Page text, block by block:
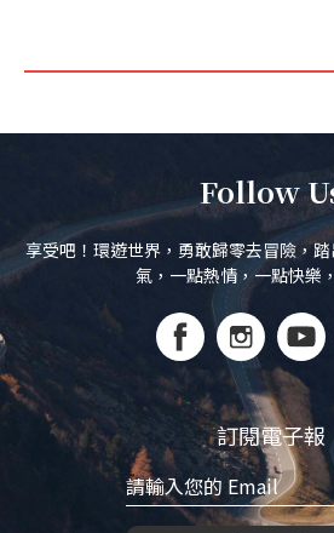
Follow
享受吧！環遊世界，勇敢歸零去冒險，
氣，一點熱情，一點快樂
訂閱電子報